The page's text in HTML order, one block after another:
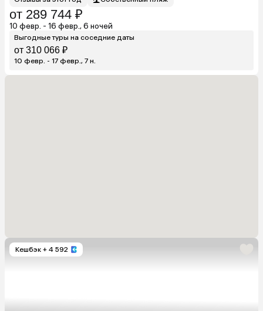
от 289 744 ₽
10 февр. - 16 февр., 6 ночей
Выгодные туры на соседние даты
от 310 066 ₽
10 февр. - 17 февр., 7 н.
Кешбэк + 4 592